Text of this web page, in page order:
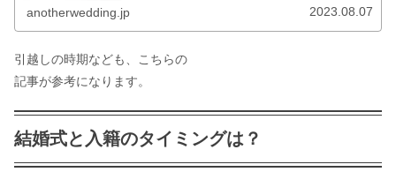
anotherwedding.jp 2023.08.07
引越しの時期なども、こちらの
記事が参考になります。
結婚式と入籍のタイミングは？